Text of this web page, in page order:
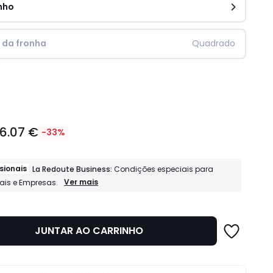
da fronha Quadrado
€ -33%
La Redoute Business:Condições especiais para
e Empresas.
Profissionais
especiais
para
Ver mais
JUNTAR AO CARRINHO